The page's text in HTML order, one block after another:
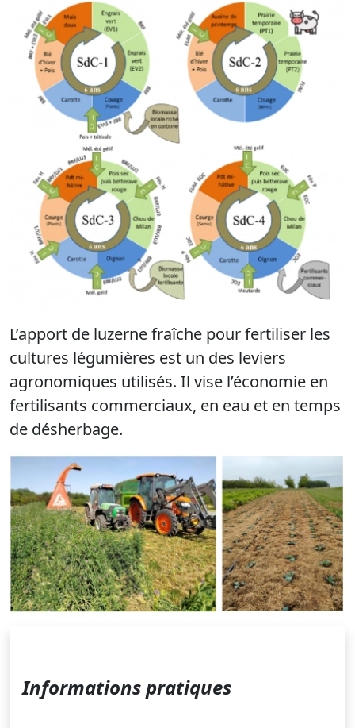
L’apport de luzerne fraîche pour fertiliser les
cultures légumières est un des leviers
agronomiques utilisés. Il vise l’économie en
fertilisants commerciaux, en eau et en temps
de désherbage.
Informations pratiques